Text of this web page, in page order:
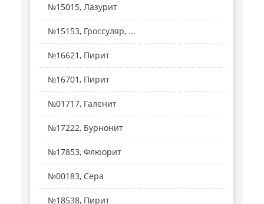
№15015, Лазурит
№15153, Гроссуляр, ...
№16621, Пирит
№16701, Пирит
№01717, Галенит
№17222, Бурнонит
№17853, Флюорит
№00183, Сера
№18538, Пирит